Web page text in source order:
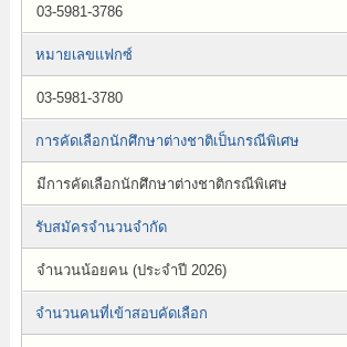
03-5981-3786
หมายเลขแฟกซ์
03-5981-3780
การคัดเลือกนักศึกษาต่างชาติเป็นกรณีพิเศษ
มีการคัดเลือกนักศึกษาต่างชาติกรณีพิเศษ
รับสมัครจำนวนจำกัด
จำนวนน้อยคน (ประจำปี 2026)
จำนวนคนที่เข้าสอบคัดเลือก